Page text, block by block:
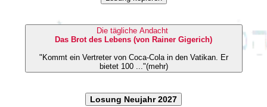
Die tägliche Andacht
Das Brot des Lebens (von Rainer Gigerich)
"Kommt ein Vertreter von Coca-Cola in den Vatikan. Er
bietet 100 ..."(mehr)
Losung Neujahr 2027